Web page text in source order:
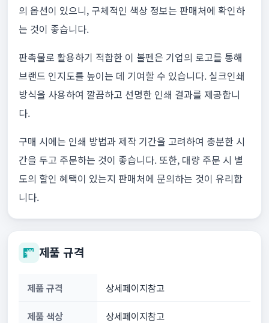
의 옵션이 있으니, 구체적인 색상 정보는 판매처에 확인하
는 것이 좋습니다.
판촉물로 활용하기 적합한 이 볼펜은 기업의 로고를 통해
브랜드 인지도를 높이는 데 기여할 수 있습니다. 실크인쇄
방식을 사용하여 깔끔하고 선명한 인쇄 결과를 제공합니
다.
구매 시에는 인쇄 방법과 제작 기간을 고려하여 충분한 시
간을 두고 주문하는 것이 좋습니다. 또한, 대량 주문 시 별
도의 할인 혜택이 있는지 판매처에 문의하는 것이 유리합
니다.
제품 규격
제품 규격 상세페이지참고
제품 색상 상세페이지참고